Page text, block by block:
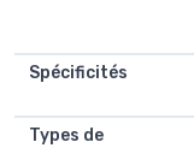
Spécificités
Types de